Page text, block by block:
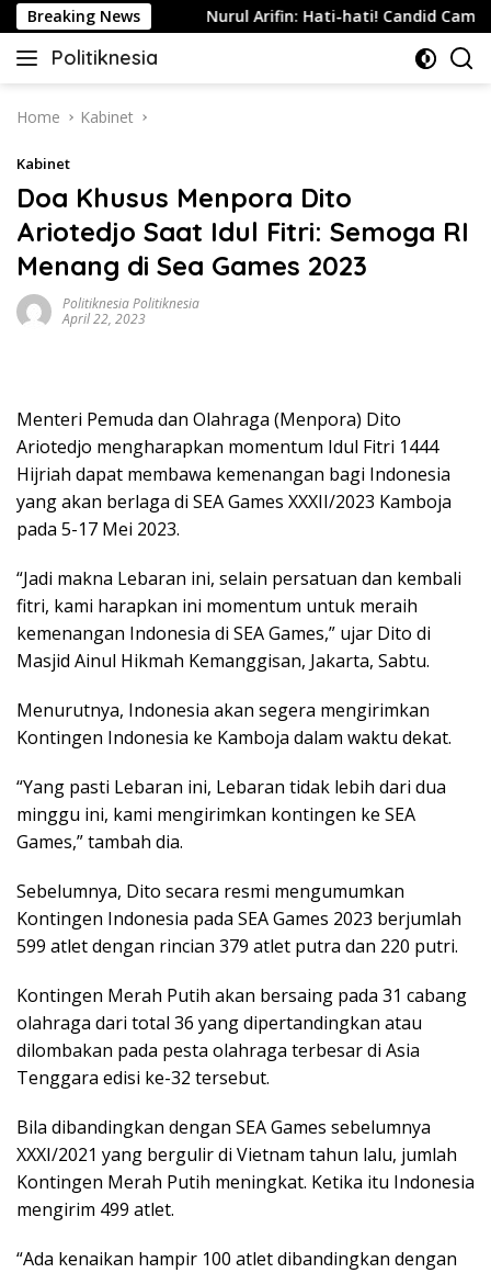
Skip
to
content
Breaking News
Indonesia Nurul Arifin: Hati-hati! Candid Camera
Politiknesia
Politiknesia.com
Home Kabinet
Kabinet
Doa Khusus Menpora Dito
Ariotedjo Saat Idul Fitri: Semoga RI
Menang di Sea Games 2023
Politiknesia Politiknesia
April 22, 2023
Menteri Pemuda dan Olahraga (Menpora) Dito
Ariotedjo mengharapkan momentum Idul Fitri 1444
Hijriah dapat membawa kemenangan bagi Indonesia
yang akan berlaga di SEA Games XXXII/2023 Kamboja
pada 5-17 Mei 2023.
“Jadi makna Lebaran ini, selain persatuan dan kembali
fitri, kami harapkan ini momentum untuk meraih
kemenangan Indonesia di SEA Games,” ujar Dito di
Masjid Ainul Hikmah Kemanggisan, Jakarta, Sabtu.
Menurutnya, Indonesia akan segera mengirimkan
Kontingen Indonesia ke Kamboja dalam waktu dekat.
“Yang pasti Lebaran ini, Lebaran tidak lebih dari dua
minggu ini, kami mengirimkan kontingen ke SEA
Games,” tambah dia.
Sebelumnya, Dito secara resmi mengumumkan
Kontingen Indonesia pada SEA Games 2023 berjumlah
599 atlet dengan rincian 379 atlet putra dan 220 putri.
Kontingen Merah Putih akan bersaing pada 31 cabang
olahraga dari total 36 yang dipertandingkan atau
dilombakan pada pesta olahraga terbesar di Asia
Tenggara edisi ke-32 tersebut.
Bila dibandingkan dengan SEA Games sebelumnya
XXXI/2021 yang bergulir di Vietnam tahun lalu, jumlah
Kontingen Merah Putih meningkat. Ketika itu Indonesia
mengirim 499 atlet.
“Ada kenaikan hampir 100 atlet dibandingkan dengan